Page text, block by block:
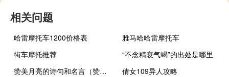
相关问题
哈雷摩托车1200价格表
雅马哈哈雷摩托车
街车摩托推荐
“不念精衰气竭”的出处是哪里
赞美月亮的诗句和名言（赞美月亮的诗句）
倩女109异人攻略